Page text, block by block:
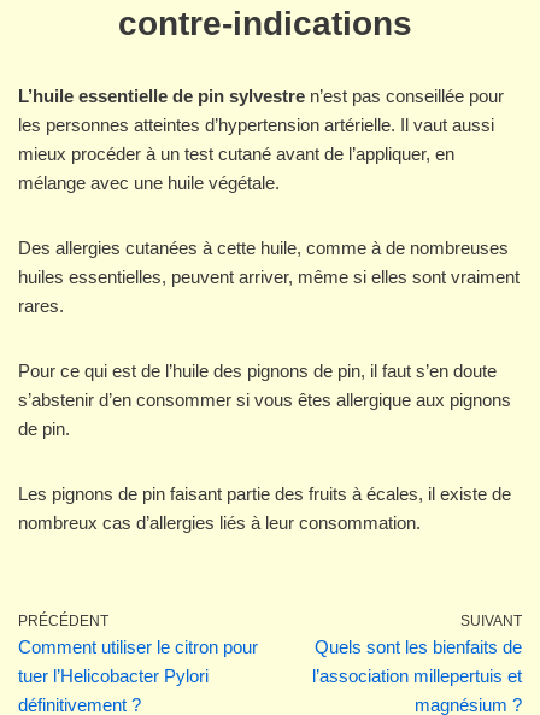
contre-indications
L’huile essentielle de pin sylvestre n’est pas conseillée pour
les personnes atteintes d’hypertension artérielle. Il vaut aussi
mieux procéder à un test cutané avant de l’appliquer, en
mélange avec une huile végétale.
Des allergies cutanées à cette huile, comme à de nombreuses
huiles essentielles, peuvent arriver, même si elles sont vraiment
rares.
Pour ce qui est de l’huile des pignons de pin, il faut s’en doute
s’abstenir d’en consommer si vous êtes allergique aux pignons
de pin.
Les pignons de pin faisant partie des fruits à écales, il existe de
nombreux cas d’allergies liés à leur consommation.
PRÉCÉDENT
Comment utiliser le citron pour
tuer l’Helicobacter Pylori
définitivement ?
SUIVANT
Quels sont les bienfaits de
l’association millepertuis et
magnésium ?